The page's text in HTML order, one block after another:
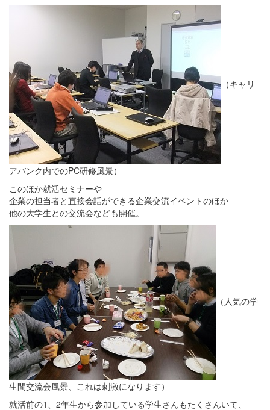
（キャリ
アバンク内でのPC研修風景）
このほか就活セミナーや
企業の担当者と直接会話ができる企業交流イベントのほか
他の大学生との交流会なども開催。
（人気の学
生間交流会風景、これは刺激になります）
就活前の1、2年生から参加している学生さんもたくさんいて、